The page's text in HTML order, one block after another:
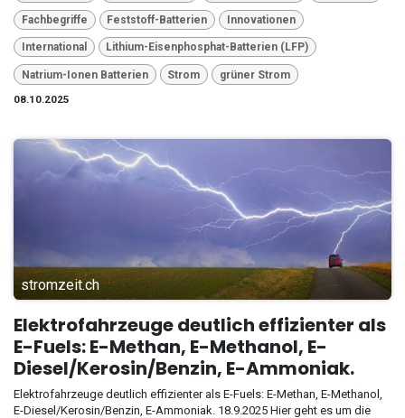
Fachbegriffe Feststoff-Batterien Innovationen
International Lithium-Eisenphosphat-Batterien (LFP)
Natrium-Ionen Batterien Strom
grüner Strom
08.10.2025
stromzeit.ch
Elektrofahrzeuge deutlich effizienter als
E-Fuels: E-Methan, E-Methanol, E-
Diesel/Kerosin/Benzin, E-Ammoniak.
Elektrofahrzeuge deutlich effizienter als E-Fuels: E-Methan, E-Methanol,
E-Diesel/Kerosin/Benzin, E-Ammoniak. 18.9.2025 Hier geht es um die